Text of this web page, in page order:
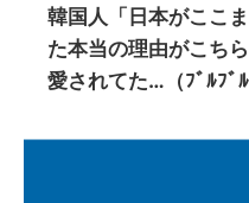
韓国人「日本がここ
た本当の理由がこち
愛されてた…（ﾌﾞﾙﾌﾞ